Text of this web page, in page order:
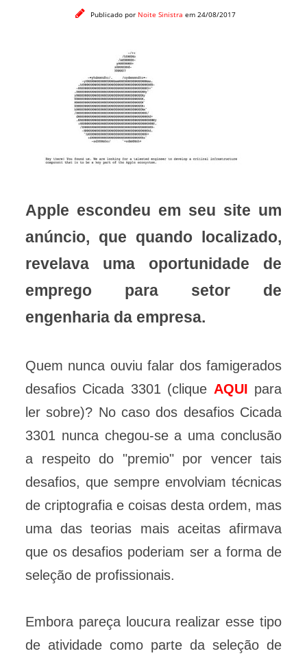
Publicado por Noite Sinistra em 24/08/2017
Apple escondeu em seu site um
anúncio, que quando localizado,
revelava uma oportunidade de
emprego para setor de
engenharia da empresa.
Quem nunca ouviu falar dos famigerados
desafios Cicada 3301 (clique AQUI para
ler sobre)? No caso dos desafios Cicada
3301 nunca chegou-se a uma conclusão
a respeito do "premio" por vencer tais
desafios, que sempre envolviam técnicas
de criptografia e coisas desta ordem, mas
uma das teorias mais aceitas afirmava
que os desafios poderiam ser a forma de
seleção de profissionais.
Embora pareça loucura realizar esse tipo
de atividade como parte da seleção de